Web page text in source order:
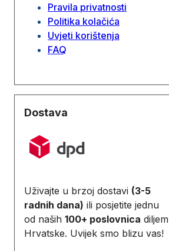
Pravila privatnosti
Politika kolačića
Uvjeti korištenja
FAQ
Dostava
Uživajte u brzoj dostavi (3-5
radnih dana) ili posjetite jednu
od naših 100+ poslovnica diljem
Hrvatske. Uvijek smo blizu vas!